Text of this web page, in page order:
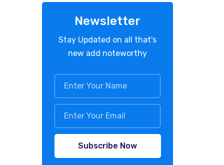
Newsletter
Stay Updated on all that's
new add noteworthy
Subscribe Now